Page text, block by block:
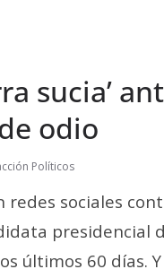
sucia’
odio
Políticos
redes sociales
presidencial
últimos 60 días.